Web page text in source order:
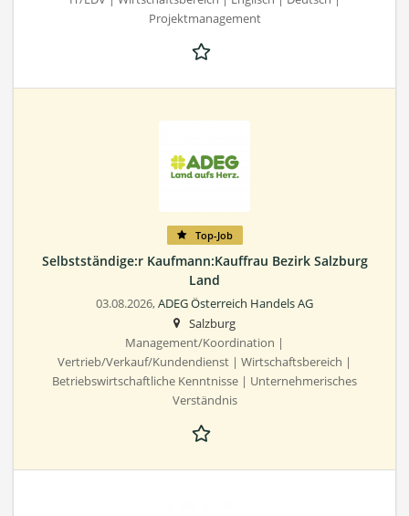
Projektmanagement
Top-Job
Selbstständige:r Kaufmann:Kauffrau Bezirk Salzburg
Land
03.08.2026,ADEG Österreich Handels AG
Salzburg
Management/Koordination |
Vertrieb/Verkauf/Kundendienst | Wirtschaftsbereich |
Betriebswirtschaftliche Kenntnisse | Unternehmerisches
Verständnis